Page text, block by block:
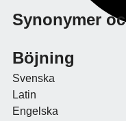
Synonymer
Böjning
Svenska
Latin
Engelska